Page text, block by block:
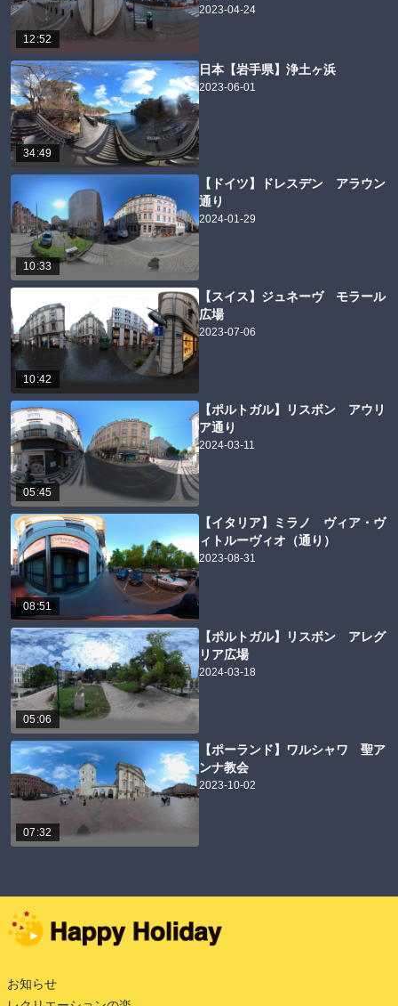
12:52
2023-04-24
34:49
日本【岩手県】浄土ヶ浜
2023-06-01
10:33
【ドイツ】ドレスデン アラウン
通り
2024-01-29
10:42
【スイス】ジュネーヴ モラール
広場
2023-07-06
05:45
【ポルトガル】リスボン アウリ
ア通り
2024-03-11
08:51
【イタリア】ミラノ ヴィア・ヴ
ィトルーヴィオ（通り）
2023-08-31
05:06
【ポルトガル】リスボン アレグ
リア広場
2024-03-18
07:32
【ポーランド】ワルシャワ 聖ア
ンナ教会
2023-10-02
お知らせ